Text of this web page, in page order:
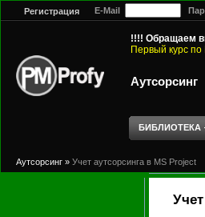
Регистрация E-Mail
!!!! Обращаем
Первый курс
Аутсорсинг
БИБЛИОТЕКА
Аутсорсинг » Учет аутсорсинга в MS Project